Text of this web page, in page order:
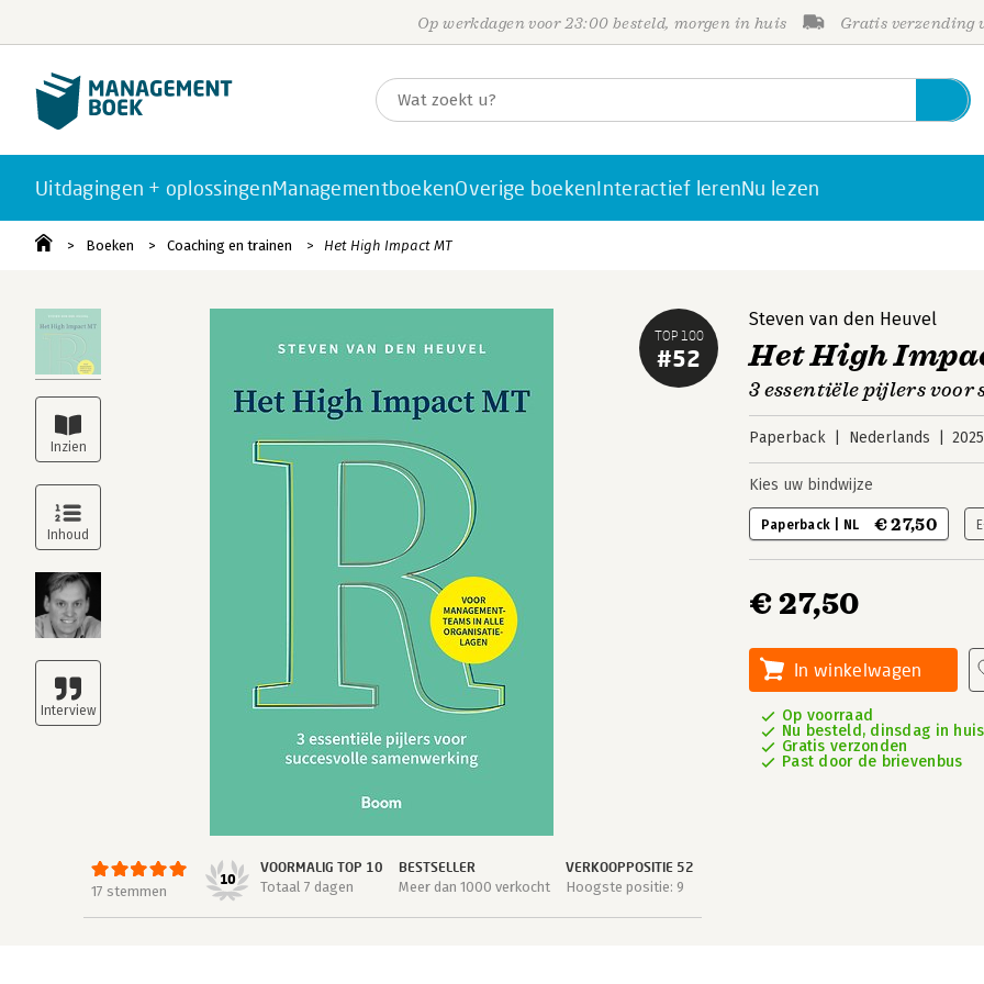
Op werkdagen voor 23:00 besteld, morgen in huis Gratis verzending
Uitdagingen + oplossingenManagementboekenOverige boekenInteractief lerenNu lezen
Boeken Coaching en trainen Het High Impact MT
TOP 100
#52
17 stemmen
10
VOORMALIG TOP 10
Totaal 7 dagen
BESTSELLER
Meer dan 1000 verkocht
VERKOOPPOSITIE 52
Hoogste positie: 9
Steven van den Heuvel
Het High
3 essentiële pijlers voor
Paperback Nederlands 2025
Kies uw bindwijze
Paperback | NL € 27,50
€ 27,50
In winkelwagen
Op voorraad
Nu besteld, dinsdag in huis
Gratis verzonden
Past door de brievenbus